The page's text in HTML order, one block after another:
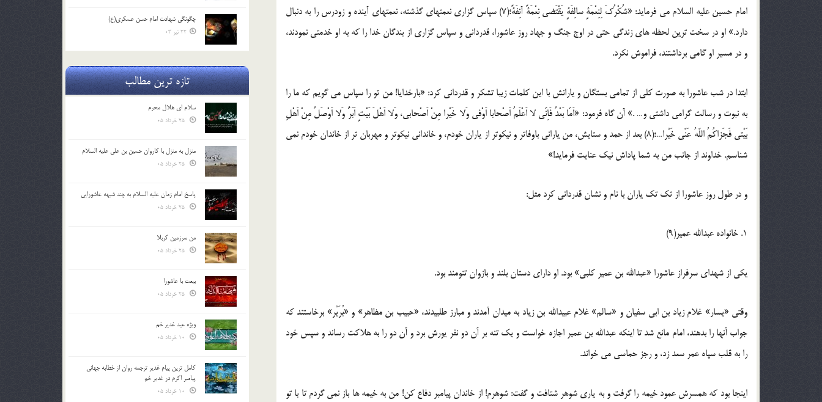
امام حسین علیه السلام می فرماید: «شُکْرُکَ لِنِعْمَةٍ سالِفَةٍ یَقْتَضی نِعْمَةً آنِفَةً؛(7) سپاس گزاری نعمتهای گذشته، نعمتهای آینده و زودرس را به دنبال
دارد.» او در سخت ترین لحظه های زندگی حتی در اوج جنگ و جهاد روز عاشورا، قدردانی و سپاس گزاری از بندگان خدا را که به او خدمتی نمودند،
و در مسیر او گامی برداشتند، فراموش نکرد.
ابتدا در شب عاشورا به صورت کلی از تمامی بستگان و یارانش با این کلمات زیبا تشکر و قدردانی کرد: «بارخدایا! من تو را سپاس می گویم که ما را
به نبوت و رسالت گرامی داشتی و… .» آن گاه فرمود: «اَمّا بَعْدُ فَاِنّی لا اَعْلَمُ اَصْحابا اَوْفی وَلا خَیْرا مِنْ اَصْحابی، وَلا اَهْلَ بَیْتٍ اَبَرُّ وَلا اَوْصَلُ مِنْ اَهْلِ
بَیْتی فَجَزاکُمُ اللّهُ عَنّی خَیْرا…؛(8) بعد از حمد و ستایش، من یارانی باوفاتر و نیکوتر از یاران خودم، و خاندانی نیکوتر و مهربان تر از خاندان خودم نمی
شناسم. خداوند از جانب من به شما پاداش نیک عنایت فرماید!»
و در طول روز عاشورا از تک تک یاران با نام و نشان قدردانی کرد مثل:
1. خانواده عبدالله عمیر(9)
یکی از شهدای سرفراز عاشورا «عبدالله بن عمیر کلبی» بود. او دارای دستان بلند و بازوان تنومند بود.
وقتی «یسار» غلام زیاد بن ابی سفیان و «سالم» غلام عبیدالله بن زیاد به میدان آمدند و مبارز طلبیدند، «حبیب بن مظاهر» و «بُرَیْر» برخاستند که
جواب آنها را بدهند، امام مانع شد تا اینکه عبدالله بن عمیر اجازه خواست و یک تنه بر آن دو نفر یورش برد و آن دو را به هلاکت رساند و سپس خود
را به قلب سپاه عمر سعد زد، و رجز حماسی می خواند.
اینجا بود که همسرش عمود خیمه را گرفت و به یاری شوهر شتافت و گفت: شوهرم! از خاندان پیامبر دفاع کن! من به خیمه ها باز نمی گردم تا با تو
چگونگی شهادت امام حسن عسکری(ع)
22 تیر 03
تازه ترین مطالب
سلام ای هلال محرم
منزل به منزل با کاروان حسین بن علی علیه السلام
پاسخ امام زمان علیه السلام به چند شبهه عاشورایی
من سرزمین کربلا
بیعت با عاشورا
ویژه عید غدیر خم
کامل ترین پیام غدیر ترجمه روان از خطابه جهانی
پیامبر اکرم در غدیر خم